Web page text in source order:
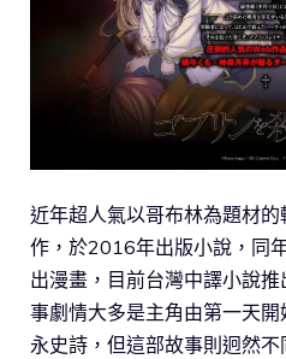
近年超人氣以哥布林為題材
作，於2016年出版小說，同
出漫畫，目前台灣中譯小說
事劇情大多是主角由第一天
永史詩，但這部故事則迥然不